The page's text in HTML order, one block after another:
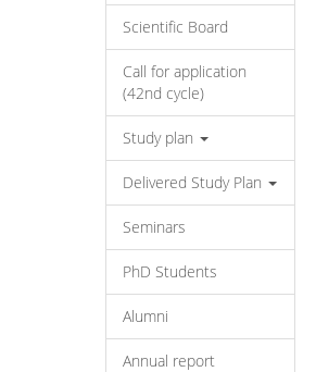
Scientific Board
Call for application
(42nd cycle)
Study plan
Delivered Study Plan
Seminars
PhD Students
Alumni
Annual report